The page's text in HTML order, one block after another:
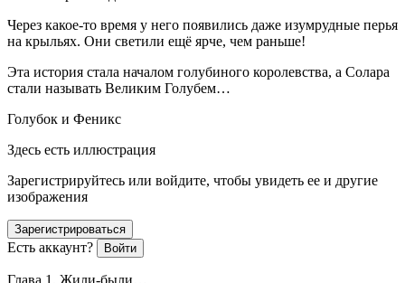
Через какое-то время у него появились даже изумрудные перья
на крыльях. Они светили ещё ярче, чем раньше!
Эта история стала началом голубиного королевства, а Солара
стали называть Великим Голубем…
Голубок и Феникс
Здесь есть иллюстрация
Зарегистрируйтесь или войдите, чтобы увидеть ее и другие
изображения
Зарегистрироваться
Есть аккаунт? Войти
Глава 1. Жили-были…